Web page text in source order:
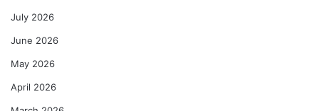
July 2026
June 2026
May 2026
April 2026